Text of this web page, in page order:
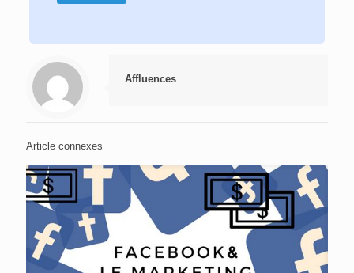
Affluences
Article connexes